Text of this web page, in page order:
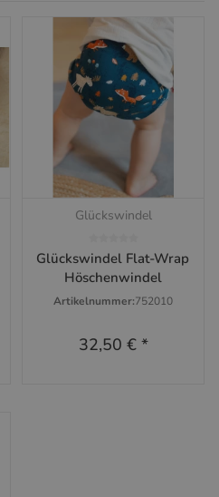
Glückswindel
Glückswindel Flat-Wrap
Höschenwindel
Artikelnummer:752010
32,50 € *